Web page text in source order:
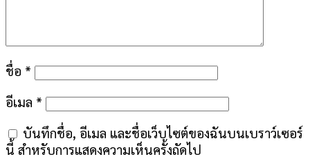
ชื่อ *
อีเมล *
บันทึกชื่อ, อีเมล และชื่อเว็บไซต์ของฉันบนเบราว์เซอร์
นี้ สำหรับการแสดงความเห็นครั้งถัดไป